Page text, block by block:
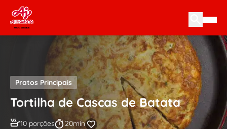
Skip to content
Pratos Principais
Tortilha de Cascas de Batata
10 porções 20min